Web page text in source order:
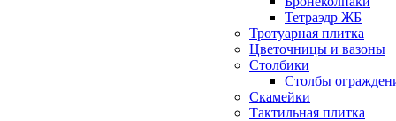
Тетраэдр ЖБ
Тротуарная плитка
Цветочницы и вазоны
Столбики
Столбы
Скамейки
Тактильная плитка